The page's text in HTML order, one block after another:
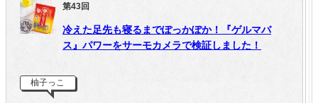
第43回
冷えた足先も寝るまでぽっかぽか！『ゲルマバ
ス』パワーをサーモカメラで検証しました！
柚子っこ